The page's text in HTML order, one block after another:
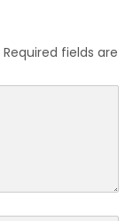
Required fields are